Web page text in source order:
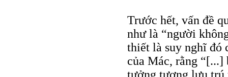
Trước hết, vấn đề
như là “người
thiết là suy nghĩ đó
của Mác, rằng